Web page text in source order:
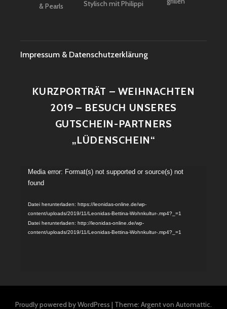
& Pearls
Stylisch mit Philippi
Impressum & Datenschutzerklärung
KURZPORTRÄT – WEIHNACHTEN
2019 – BESUCH UNSERES
GUTSCHEIN-PARTNERS
„LÜDENSCHEIN“
Video-
Player
Media error: Format(s) not supported or source(s) not
found
Datei herunterladen: https://leonidas-online.de/wp-
content/uploads/2019/11/Leonidas-Bettina-Wohnkultur-.mp4?_=1
Datei herunterladen: http://leonidas-online.de/wp-
content/uploads/2019/11/Leonidas-Bettina-Wohnkultur-.mp4?_=1
Proudly powered by WordPress | Theme: Argent von Automattic.